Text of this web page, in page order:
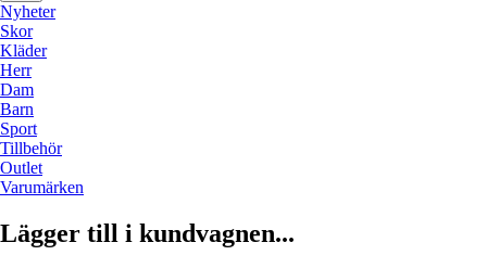
Nyheter
Skor
Kläder
Herr
Dam
Barn
Sport
Tillbehör
Outlet
Varumärken
Lägger till i kundvagnen...